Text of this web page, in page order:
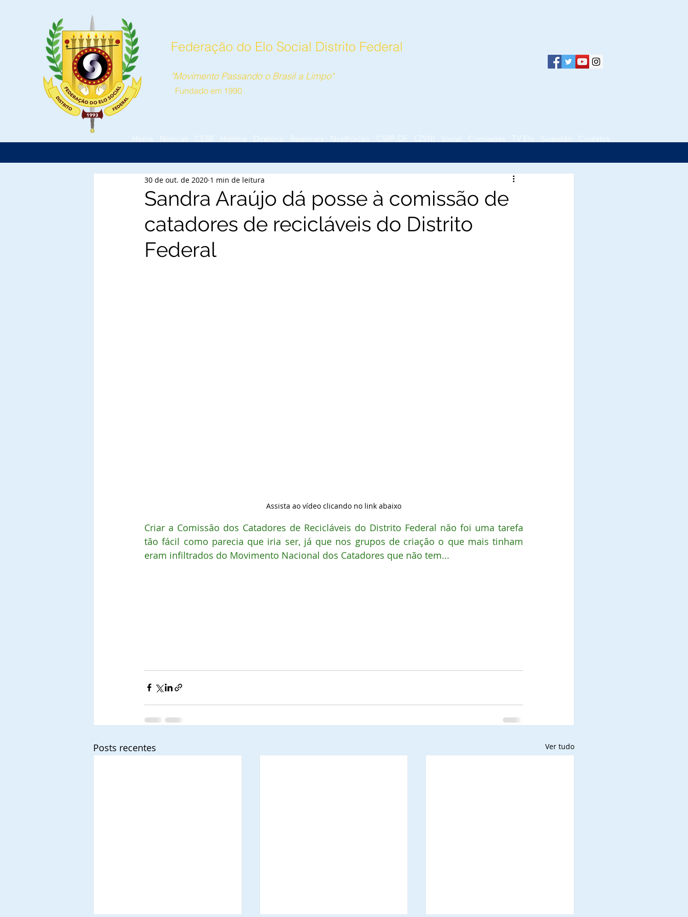
"Movimento Passando o Brasil a Limpo"
Fundado em 1990
Home Notícias CESB História Diretoria Regionais Notificação CSRP-DF LZS10 Social Comissões TV Elo Sugestão Contatos
Federação do Elo Social Distrito Federal
Sandra Araújo dá posse à comissão de
catadores de recicláveis do Distrito
Federal
30 de out. de 2020 1 min de leitura
Assista ao vídeo clicando no link abaixo
Criar a Comissão dos Catadores de Recicláveis do Distrito Federal não foi uma tarefa
tão fácil como parecia que iria ser, já que nos grupos de criação o que mais tinham
eram infiltrados do Movimento Nacional dos Catadores que não tem...
Posts recentes Ver tudo